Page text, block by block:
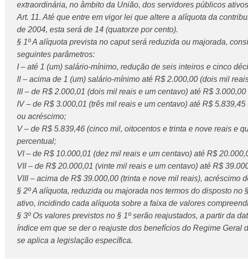
extraordinária, no âmbito da União, dos servidores públicos
Art. 11. Até que entre em vigor lei que altere a alíquota da
de 2004, esta será de 14 (quatorze por cento).
§ 1º A alíquota prevista no caput será reduzida ou majorada,
seguintes parâmetros:
I – até 1 (um) salário-mínimo, redução de seis inteiros e cinco
II – acima de 1 (um) salário-mínimo até R$ 2.000,00 (dois mil
III – de R$ 2.000,01 (dois mil reais e um centavo) até R$
IV – de R$ 3.000,01 (três mil reais e um centavo) até R$
ou acréscimo;
V – de R$ 5.839,46 (cinco mil, oitocentos e trinta e nove reais e
percentual;
VI – de R$ 10.000,01 (dez mil reais e um centavo) até R$
VII – de R$ 20.000,01 (vinte mil reais e um centavo) até R$
VIII – acima de R$ 39.000,00 (trinta e nove mil reais), acréscimo
§ 2º A alíquota, reduzida ou majorada nos termos do disposto
ativo, incidindo cada alíquota sobre a faixa de valores
§ 3º Os valores previstos no § 1º serão reajustados, a partir da
índice em que se der o reajuste dos benefícios do Regime
se aplica a legislação específica.